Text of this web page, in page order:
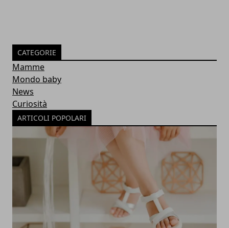
CATEGORIE
Mamme
Mondo baby
News
Curiosità
ARTICOLI POPOLARI